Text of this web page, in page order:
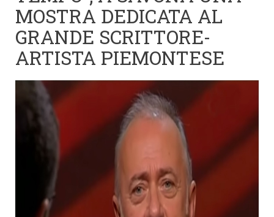
MOSTRA DEDICATA AL
GRANDE SCRITTORE-
ARTISTA PIEMONTESE